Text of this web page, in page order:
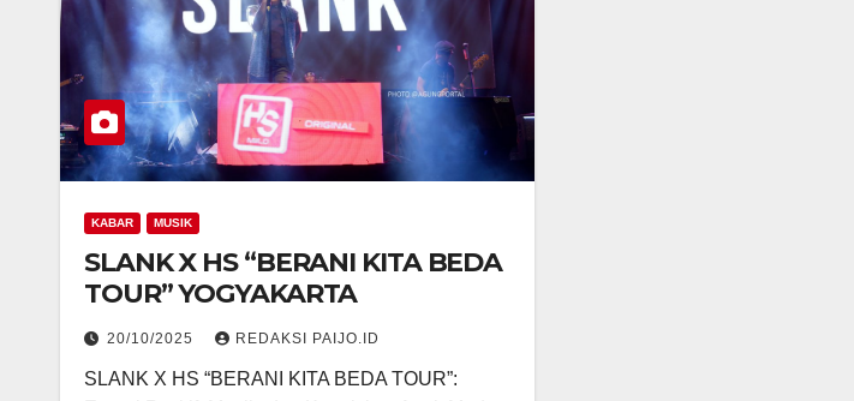
KABAR MUSIK
SLANK X HS “BERANI KITA BEDA
TOUR” YOGYAKARTA
20/10/2025 REDAKSI PAIJO.ID
SLANK X HS “BERANI KITA BEDA TOUR”: